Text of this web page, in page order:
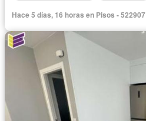
Hace 5 días, 16 horas en Pisos - 522907